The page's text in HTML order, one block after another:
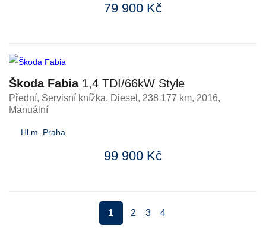
79 900 Kč
Škoda Fabia1,4 TDI/66kW Style
Přední, Servisní knížka, Diesel , 238 177 km, 2016,
Manuální
Hl.m. Praha
99 900 Kč
1 2 3 4